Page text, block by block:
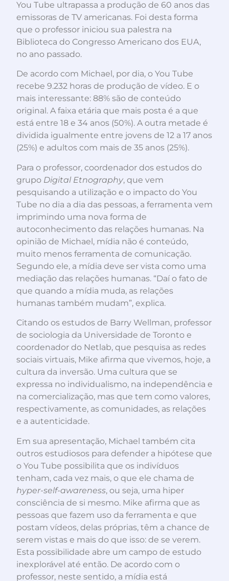
You Tube ultrapassa a produção de 60 anos das
emissoras de TV americanas. Foi desta forma
que o professor iniciou sua palestra na
Biblioteca do Congresso Americano dos EUA,
no ano passado.
De acordo com Michael, por dia, o You Tube
recebe 9.232 horas de produção de vídeo. E o
mais interessante: 88% são de conteúdo
original. A faixa etária que mais posta é a que
está entre 18 e 34 anos (50%). A outra metade é
dividida igualmente entre jovens de 12 a 17 anos
(25%) e adultos com mais de 35 anos (25%).
Para o professor, coordenador dos estudos do
grupo Digital Etnography, que vem
pesquisando a utilização e o impacto do You
Tube no dia a dia das pessoas, a ferramenta vem
imprimindo uma nova forma de
autoconhecimento das relações humanas. Na
opinião de Michael, mídia não é conteúdo,
muito menos ferramenta de comunicação.
Segundo ele, a mídia deve ser vista como uma
mediação das relações humanas. “Daí o fato de
que quando a mídia muda, as relações
humanas também mudam”, explica.
Citando os estudos de Barry Wellman, professor
de sociologia da Universidade de Toronto e
coordenador do Netlab, que pesquisa as redes
sociais virtuais, Mike afirma que vivemos, hoje, a
cultura da inversão. Uma cultura que se
expressa no individualismo, na independência e
na comercialização, mas que tem como valores,
respectivamente, as comunidades, as relações
e a autenticidade.
Em sua apresentação, Michael também cita
outros estudiosos para defender a hipótese que
o You Tube possibilita que os indivíduos
tenham, cada vez mais, o que ele chama de
hyper-self-awareness, ou seja, uma hiper
consciência de si mesmo. Mike afirma que as
pessoas que fazem uso da ferramenta e que
postam vídeos, delas próprias, têm a chance de
serem vistas e mais do que isso: de se verem.
Esta possibilidade abre um campo de estudo
inexplorável até então. De acordo com o
professor, neste sentido, a mídia está